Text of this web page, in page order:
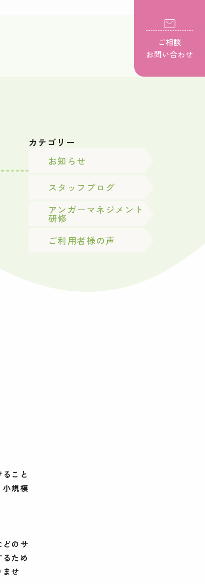
ご相談
お問い合わせ
こと
小規模
どのサ
ため
せ
カテゴリー
お知らせ
スタッフブログ
アンガーマネジメント
研修
ご利用者様の声